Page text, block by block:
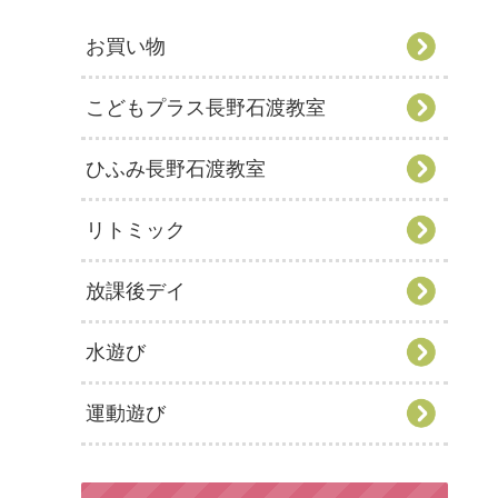
お買い物
こどもプラス長野石渡教室
ひふみ長野石渡教室
リトミック
放課後デイ
水遊び
運動遊び